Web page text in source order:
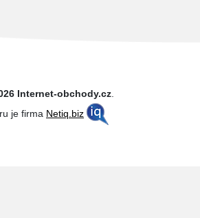
Internet-obchody.cz.
je firma Netiq.biz